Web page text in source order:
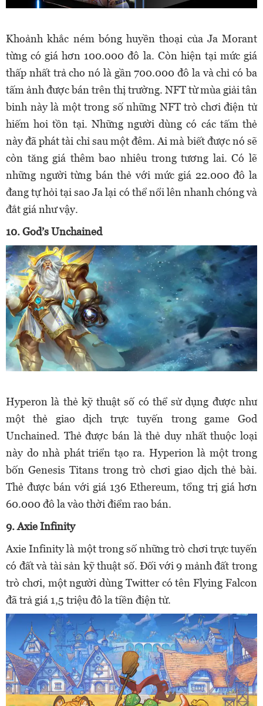
Khoảnh khắc ném bóng huyền thoại của Ja Morant
từng có giá hơn 100.000 đô la. Còn hiện tại mức giá
thấp nhất trả cho nó là gần 700.000 đô la và chỉ có ba
tấm ảnh được bán trên thị trường. NFT từ mùa giải tân
binh này là một trong số những NFT trò chơi điện tử
hiếm hoi tồn tại. Những người dùng có các tấm thẻ
này đã phát tài chỉ sau một đêm. Ai mà biết được nó sẽ
còn tăng giá thêm bao nhiêu trong tương lai. Có lẽ
những người từng bán thẻ với mức giá 22.000 đô la
đang tự hỏi tại sao Ja lại có thể nổi lên nhanh chóng và
đắt giá như vậy.
10. God’s Unchained
Hyperon là thẻ kỹ thuật số có thể sử dụng được như
một thẻ giao dịch trực tuyến trong game God
Unchained. Thẻ được bán là thẻ duy nhất thuộc loại
này do nhà phát triển tạo ra. Hyperion là một trong
bốn Genesis Titans trong trò chơi giao dịch thẻ bài.
Thẻ được bán với giá 136 Ethereum, tổng trị giá hơn
60.000 đô la vào thời điểm rao bán.
9. Axie Infinity
Axie Infinity là một trong số những trò chơi trực tuyến
có đất và tài sản kỹ thuật số. Đối với 9 mảnh đất trong
trò chơi, một người dùng Twitter có tên Flying Falcon
đã trả giá 1,5 triệu đô la tiền điện tử.